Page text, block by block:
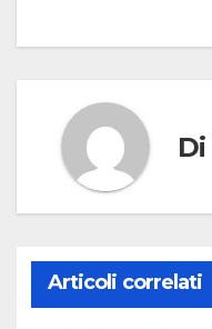
Di
Articoli correlati